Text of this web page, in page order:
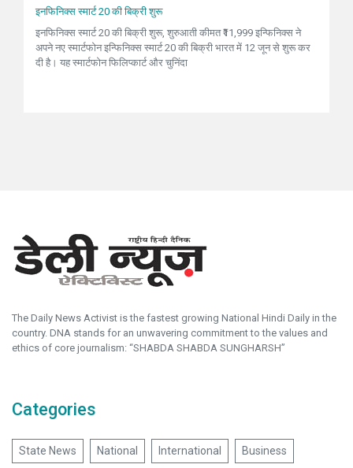
इनफिनिक्स स्मार्ट 20 की बिक्री शुरू
इनफिनिक्स स्मार्ट 20 की बिक्री शुरू, शुरुआती कीमत ₹11,999 इन्फिनिक्स ने
अपने नए स्मार्टफोन इन्फिनिक्स स्मार्ट 20 की बिक्री भारत में 12 जून से शुरू कर
दी है। यह स्मार्टफोन फिलिप्कार्ट और चुनिंदा
The Daily News Activist is the fastest growing National Hindi Daily in the
country. DNA stands for an unwavering commitment to the values and
ethics of core journalism: “SHABDA SHABDA SUNGHARSH”
Categories
State News National International Business